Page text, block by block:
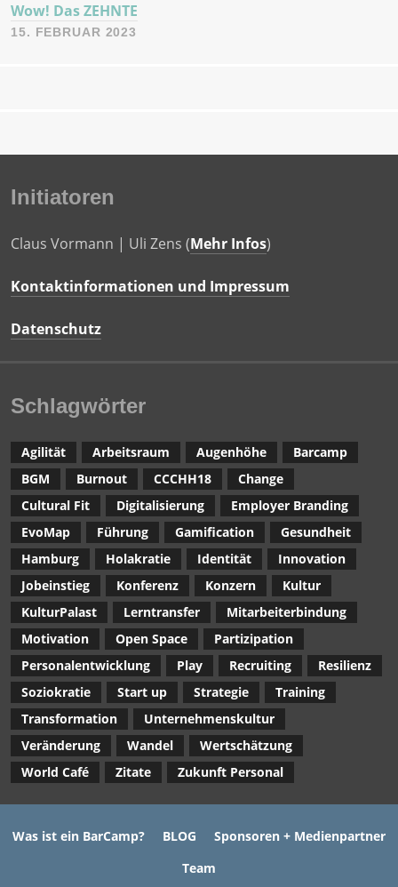
Wow! Das ZEHNTE
15. FEBRUAR 2023
Initiatoren
Claus Vormann | Uli Zens (Mehr Infos)
Kontaktinformationen und Impressum
Datenschutz
Schlagwörter
Agilität Arbeitsraum Augenhöhe
Barcamp
BGM
Burnout CCCHH18
Change
Cultural Fit
Digitalisierung
Employer Branding
EvoMap
Führung Gamification
Gesundheit
Hamburg
Holakratie Identität
Innovation
Jobeinstieg
Konferenz Konzern
Kultur
KulturPalast
Lerntransfer
Mitarbeiterbindung
Motivation
Open Space
Partizipation
Personalentwicklung
Play Recruiting
Resilienz
Soziokratie
Start up Strategie
Training
Transformation
Unternehmenskultur
Veränderung
Wandel
Wertschätzung
World Café
Zitate Zukunft Personal
Was ist ein BarCamp? BLOG
Sponsoren + Medienpartner
Team